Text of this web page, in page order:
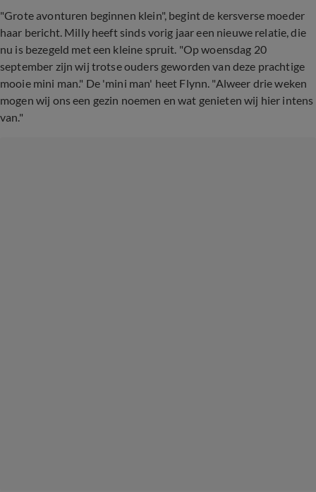
"Grote avonturen beginnen klein", begint de kersverse moeder
haar bericht. Milly heeft sinds vorig jaar een nieuwe relatie, die
nu is bezegeld met een kleine spruit. "Op woensdag 20
september zijn wij trotse ouders geworden van deze prachtige
mooie mini man." De 'mini man' heet Flynn. "Alweer drie weken
mogen wij ons een gezin noemen en wat genieten wij hier intens
van."